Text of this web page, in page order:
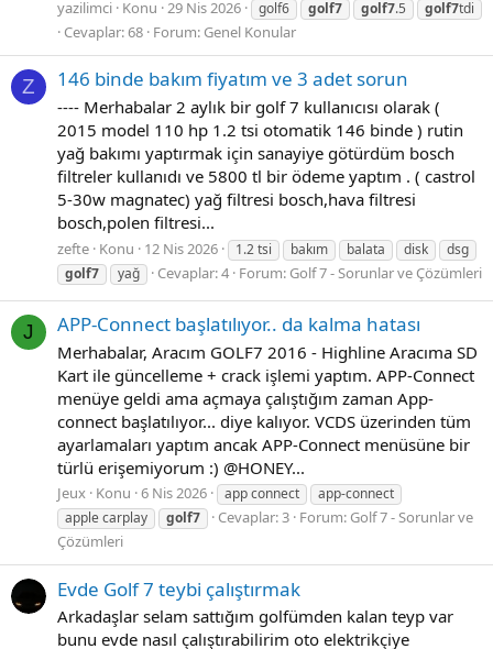
yazilimci Konu 29 Nis 2026 golf6 golf7 golf7.5 golf7tdi
Cevaplar: 68 Forum: Genel Konular
Z 146 binde bakım fiyatım ve 3 adet sorun
---- Merhabalar 2 aylık bir golf 7 kullanıcısı olarak (
2015 model 110 hp 1.2 tsi otomatik 146 binde ) rutin
yağ bakımı yaptırmak için sanayiye götürdüm bosch
filtreler kullanıdı ve 5800 tl bir ödeme yaptım . ( castrol
5-30w magnatec) yağ filtresi bosch,hava filtresi
bosch,polen filtresi...
zefte Konu 12 Nis 2026 1.2 tsi bakım balata disk
dsg
golf7
yağ Cevaplar: 4 Forum: Golf 7 - Sorunlar ve Çözümleri
J APP-Connect başlatılıyor.. da kalma hatası
Merhabalar, Aracım GOLF7 2016 - Highline Aracıma SD
Kart ile güncelleme + crack işlemi yaptım. APP-Connect
menüye geldi ama açmaya çalıştığım zaman App-
connect başlatılıyor... diye kalıyor. VCDS üzerinden tüm
ayarlamaları yaptım ancak APP-Connect menüsüne bir
türlü erişemiyorum :) @HONEY...
Jeux Konu 6 Nis 2026 app connect
app-connect
apple carplay
golf7 Cevaplar: 3 Forum: Golf 7 - Sorunlar ve
Çözümleri
Evde Golf 7 teybi çalıştırmak
Arkadaşlar selam sattığım golfümden kalan teyp var
bunu evde nasıl çalıştırabilirim oto elektrikçiye